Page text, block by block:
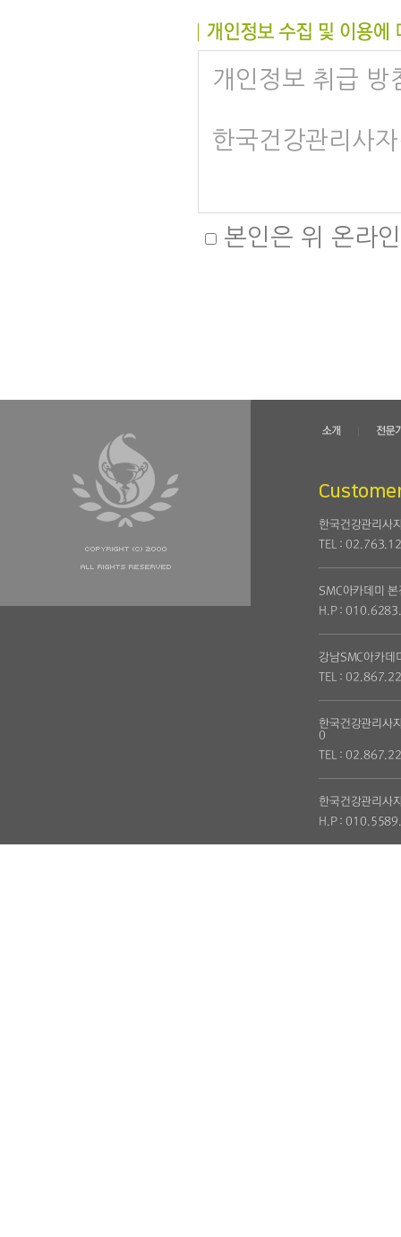
개인정보 취급 방
한국건강관리사
각종 서비스의
집하고 있습니다.
① 고유식별정보
성명, 생년월일,
② 수집 항목
<일반/어린이 회
본인은 위 온라
한국건강관리사
TEL :
SMC아카데미 본
H.P :
강남SMC아카데
TEL :
한국건강관리사
0
TEL :
한국건강관리사
H.P :